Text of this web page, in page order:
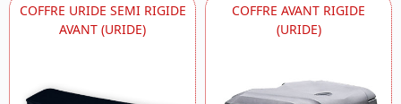
COFFRE URIDE SEMI RIGIDE
AVANT (URIDE)
COFFRE AVANT RIGIDE
(URIDE)